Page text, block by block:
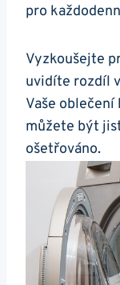
pro​
Vyzkoušejte
uvidíte rozdíl
Vaše oblečení
můžete být
ošetřováno.